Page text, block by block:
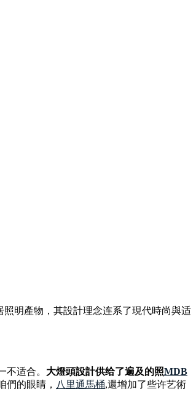
明產物，其設計理念连系了現代時尚與适
适合。 大燈頭設計供给了遍及的照MDB
們的眼睛， 八里通馬桶,還增加了些许艺術